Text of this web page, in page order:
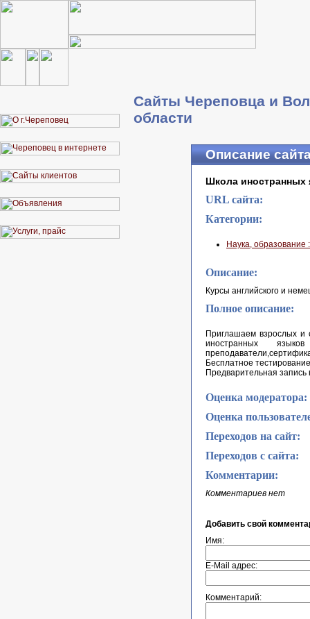
Сайты Череповца и
области
Описание
Школа
URL сайта:
Категории:
Наука, образование
Описание:
Курсы английского и
Полное описание:
Приглашаем взрослых и
иностранных
Бесплатное
Предварительная
Оценка модератора:
Оценка
Переходов на сайт:
Переходов с сайта:
Комментарии:
Комментариев нет
Добавить свой
Имя:
E-Mail адрес:
Комментарий: